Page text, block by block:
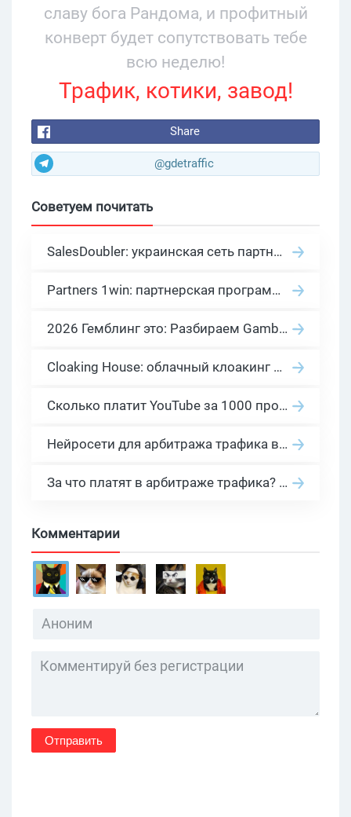
славу бога Рандома, и профитный
конверт будет сопутствовать тебе
всю неделю!
Трафик, котики, завод!
Share
@gdetraffic
Советуем почитать
SalesDoubler: украинская сеть партнерских программ с оплатой за действие
Partners 1win: партнерская программа казино в нише гемблинг арбитраж
2026 Гемблинг это: Разбираем Gambling вертикаль, и все что связано с гемблинг и беттинг офферами
Cloaking House: облачный клоакинг для фильтрации ботов FB и Google Ads — гайд PHP-интеграции 2026
Сколько платит YouTube за 1000 просмотров в 2026: реальные цифры от 0.5 до 36 USD по ГЕО
Нейросети для арбитража трафика в 2026: инструменты, кейсы и AI-медиабайеры
За что платят в арбитраже трафика? 30 моделей оплаты в бурж и СНГ партнерках
Комментарии
Отправить